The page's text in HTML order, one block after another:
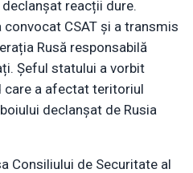
reacții dure.
CSAT și a transmis
Rusă responsabilă
Șeful statului a vorbit
care a afectat teritoriul
declanșat de Rusia
Consiliului de Securitate al